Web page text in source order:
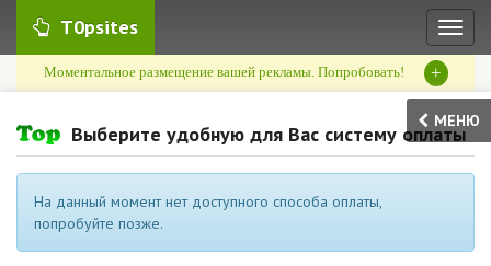
T0psites
Моментальное размещение вашей рекламы. Попробовать! +
МЕНЮ
Выберите удобную для Вас систему оплаты
На данный момент нет доступного способа оплаты,
попробуйте позже.